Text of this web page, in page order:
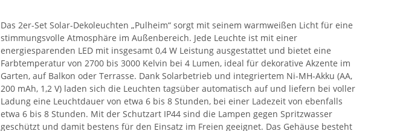
Das 2er-Set Solar-Dekoleuchten „Pulheim“ sorgt mit seinem warmweißen Licht für eine
stimmungsvolle Atmosphäre im Außenbereich. Jede Leuchte ist mit einer
energiesparenden LED mit insgesamt 0,4 W Leistung ausgestattet und bietet eine
Farbtemperatur von 2700 bis 3000 Kelvin bei 4 Lumen, ideal für dekorative Akzente im
Garten, auf Balkon oder Terrasse. Dank Solarbetrieb und integriertem Ni-MH-Akku (AA,
200 mAh, 1,2 V) laden sich die Leuchten tagsüber automatisch auf und liefern bei voller
Ladung eine Leuchtdauer von etwa 6 bis 8 Stunden, bei einer Ladezeit von ebenfalls
etwa 6 bis 8 Stunden. Mit der Schutzart IP44 sind die Lampen gegen Spritzwasser
geschützt und damit bestens für den Einsatz im Freien geeignet. Das Gehäuse besteht